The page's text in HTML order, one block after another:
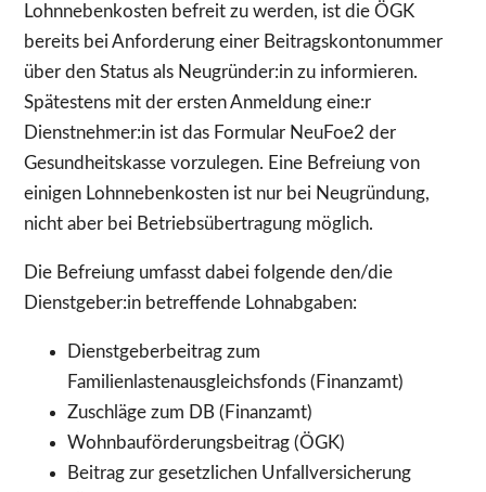
Lohnnebenkosten befreit zu werden, ist die ÖGK
bereits bei Anforderung einer Beitragskontonummer
über den Status als Neugründer:in zu informieren.
Spätestens mit der ersten Anmeldung eine:r
Dienstnehmer:in ist das Formular NeuFoe2 der
Gesundheitskasse vorzulegen. Eine Befreiung von
einigen Lohnnebenkosten ist nur bei Neugründung,
nicht aber bei Betriebsübertragung möglich.
Die Befreiung umfasst dabei folgende den/die
Dienstgeber:in betreffende Lohnabgaben:
Dienstgeberbeitrag zum
Familienlastenausgleichsfonds (Finanzamt)
Zuschläge zum DB (Finanzamt)
Wohnbauförderungsbeitrag (ÖGK)
Beitrag zur gesetzlichen Unfallversicherung